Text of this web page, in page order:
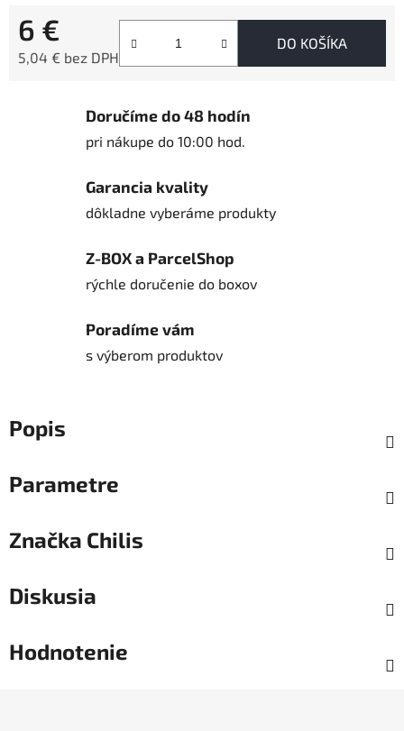
6 €
5,04 € bez DPH
DO KOŠÍKA
Doručíme do 48 hodín
pri nákupe do 10:00 hod.
Garancia kvality
dôkladne vyberáme produkty
Z-BOX a ParcelShop
rýchle doručenie do boxov
Poradíme vám
s výberom produktov
Popis
Parametre
Značka Chilis
Diskusia
Hodnotenie